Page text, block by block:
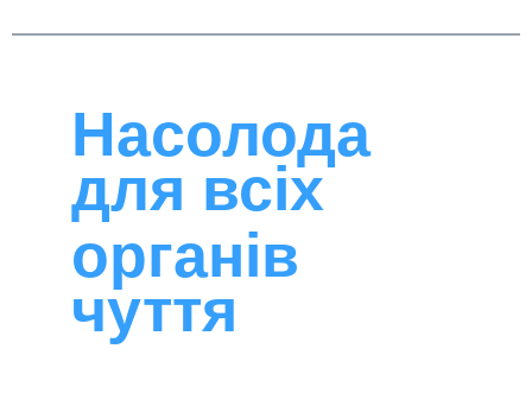
Насолода
для всіх
органів
чуття